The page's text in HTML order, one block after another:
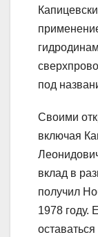
под
Своими
включая
вклад в
получил
1978 году.